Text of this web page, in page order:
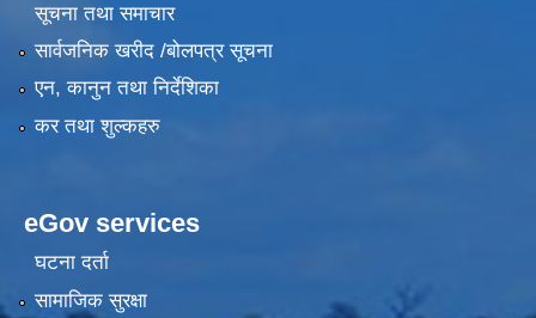
सूचना तथा समाचार
सार्वजनिक खरीद /बोलपत्र सूचना
एन, कानुन तथा निर्देशिका
कर तथा शुल्कहरु
eGov services
घटना दर्ता
सामाजिक सुरक्षा